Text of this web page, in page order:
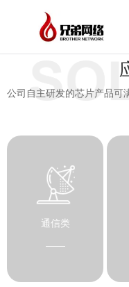
公司自主研发的芯片产品可
通信类
——